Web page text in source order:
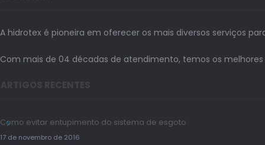
A hidrotex é pioneira em oferecer os mais diversos serviços
Com mais de 04 décadas de atendimento, temos os
Como evitar entupimento do sistema de esgoto
17 de novembro de 2016